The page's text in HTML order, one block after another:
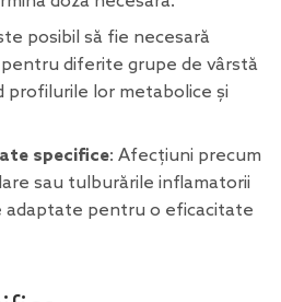
posibil să fie necesară
diferite grupe de vârstă
profilurile lor metabolice și
specifice: Afecțiuni precum
sau tulburările inflamatorii
adaptate pentru o eficacitate